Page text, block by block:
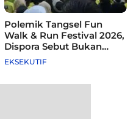
Polemik Tangsel Fun
Walk & Run Festival 2026,
Dispora Sebut Bukan
Agenda Pemkot
EKSEKUTIF